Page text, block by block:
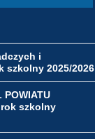
i
szkolny 2025/2026
POWIATU
rok szkolny